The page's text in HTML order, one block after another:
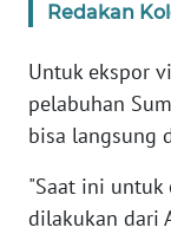
Redakan
Untuk ekspor
pelabuhan
bisa langsung
"Saat ini untuk
dilakukan dari
PAPUA
WN
BARAT